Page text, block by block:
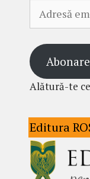
email
Abonare
Alătură-te
Editura